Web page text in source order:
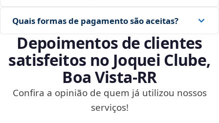
Quais formas de pagamento são aceitas?
Depoimentos de clientes
satisfeitos no Joquei Clube,
Boa Vista‑RR
Confira a opinião de quem já utilizou nossos
serviços!